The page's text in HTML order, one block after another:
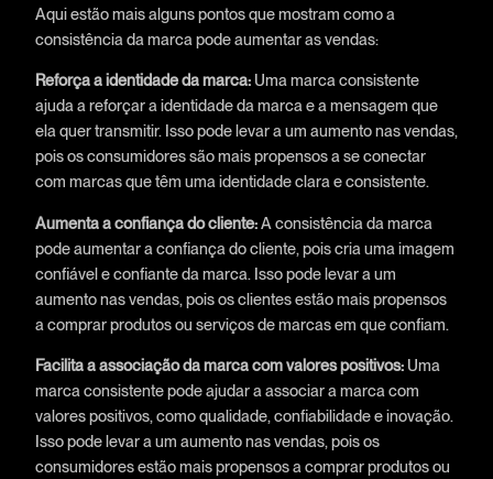
Aqui estão mais alguns pontos que mostram como a
consistência da marca pode aumentar as vendas:
Reforça a identidade da marca: Uma marca consistente
ajuda a reforçar a identidade da marca e a mensagem que
ela quer transmitir. Isso pode levar a um aumento nas vendas,
pois os consumidores são mais propensos a se conectar
com marcas que têm uma identidade clara e consistente.
Aumenta a confiança do cliente:A consistência da marca
pode aumentar a confiança do cliente, pois cria uma imagem
confiável e confiante da marca. Isso pode levar a um
aumento nas vendas, pois os clientes estão mais propensos
a comprar produtos ou serviços de marcas em que confiam.
Facilita a associação da marca com valores positivos:Uma
marca consistente pode ajudar a associar a marca com
valores positivos, como qualidade, confiabilidade e inovação.
Isso pode levar a um aumento nas vendas, pois os
consumidores estão mais propensos a comprar produtos ou